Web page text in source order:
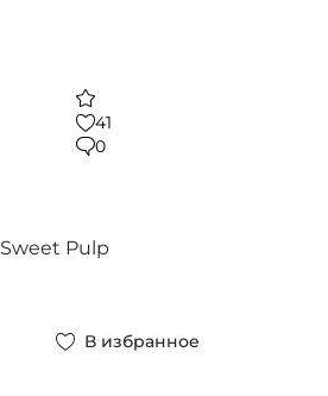
41
0
Sweet Pulp
В избранное